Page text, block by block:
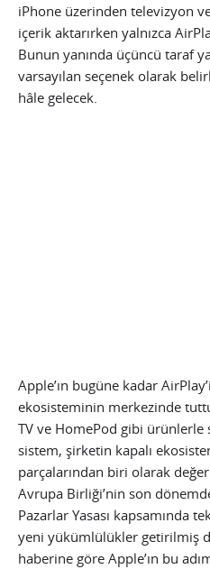
iPhone üzerinden televizyon
içerik aktarırken yalnızca
Bunun yanında üçüncü taraf
varsayılan seçenek olarak
hâle gelecek.
Apple’ın bugüne kadar
ekosisteminin merkezinde
TV ve HomePod gibi ürünlerle
sistem, şirketin kapalı
parçalarından biri olarak
Avrupa Birliği’nin son
Pazarlar Yasası kapsamında
yeni yükümlülükler getirilmiş
haberine göre Apple’ın bu